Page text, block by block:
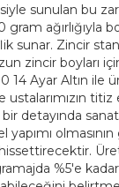
sunulan bu
gram ağırlığıyla
sunar. Zincir
zincir boyları
14 Ayar Altın ile
ustalarımızın titiz
detayında
yapımı
%5'e